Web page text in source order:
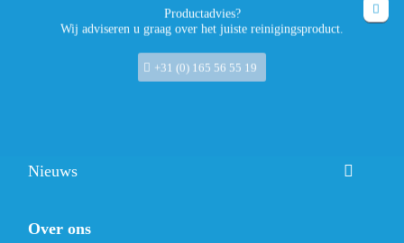
Facilitaire dienstverlening
Bouw-, klus-, en onderhoudsbedrijven
Hoveniers en tuinsector
Nieuws
Over ons
Productadvies?
Wij adviseren u graag over het juiste reinigingsproduct.
+31 (0) 165 56 55 19